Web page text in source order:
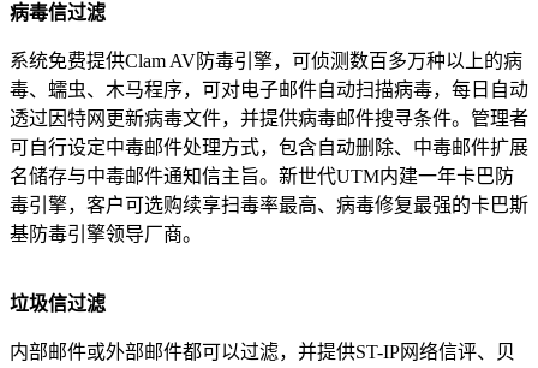
病毒信过滤
系统免费提供Clam AV防毒引擎，可侦测数百多万种以上的病
毒、蠕虫、木马程序，可对电子邮件自动扫描病毒，每日自动
透过因特网更新病毒文件，并提供病毒邮件搜寻条件。管理者
可自行设定中毒邮件处理方式，包含自动删除、中毒邮件扩展
名储存与中毒邮件通知信主旨。新世代UTM内建一年卡巴防
毒引擎，客户可选购续享扫毒率最高、病毒修复最强的卡巴斯
基防毒引擎领导厂商。
垃圾信过滤
内部邮件或外部邮件都可以过滤，并提供ST-IP网络信评、贝